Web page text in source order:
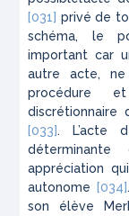
[031] privé de
schéma, le
important car
autre acte,
procédure
discrétionnaire
[033]. L’acte
appréciation
autonome [034]
son élève